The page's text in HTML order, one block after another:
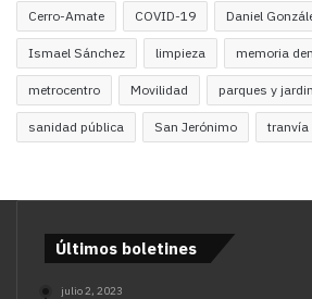
Cerro-Amate COVID-19 Daniel
Ismael Sánchez limpieza memoria
metrocentro Movilidad parques y
sanidad pública San Jerónimo tranvía
Últimos boletines
julio 2, 2023